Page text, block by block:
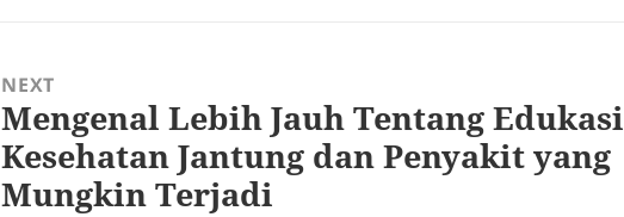
NEXT
Next
post:
Mengenal Lebih Jauh Tentang Edukasi
Kesehatan Jantung dan Penyakit yang
Mungkin Terjadi